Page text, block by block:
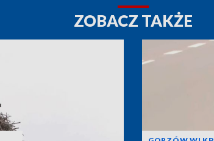
ZOBACZ TAKŻE